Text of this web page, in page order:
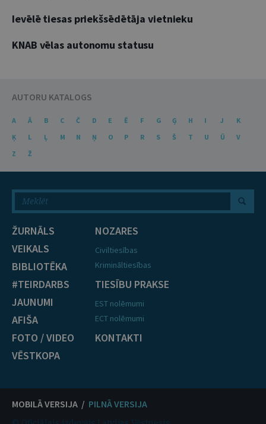
Ievēlē tiesas priekšsēdētāja vietnieku
KNAB vēlas autonomu statusu
AUTORU KATALOGS
A Ā B C Č D E Ē F G Ģ H I J
K
Ķ
L Ļ M N Ņ O P R S Š T U Ū
V
Z
Ž
ŽURNĀLS
VEIKALS
BIBLIOTĒKA
#TEIRDARBS
JAUNUMI
AFIŠA
FOTO / VIDEO
VĒSTKOPA
NOZARES
Civiltiesības
Krimināltiesības
TIESĪBU PRAKSE
EST nolēmumi
ECT nolēmumi
KONTAKTI
MOBILĀ VERSIJA / PILNĀ VERSIJA